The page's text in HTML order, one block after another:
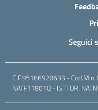
Seguici
C.F.95186920633 - Cod.Min.
NATF11801Q - IST.TUR.